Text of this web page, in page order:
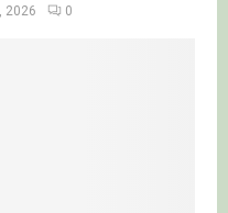
2026 0